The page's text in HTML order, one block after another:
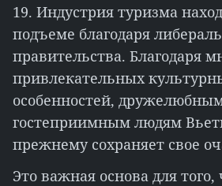
19. Индустрия туризма
подъеме благодаря
правительства. Благодаря
привлекательных
особенностей,
гостеприимным людям
прежнему сохраняет свое
Это важная основа для